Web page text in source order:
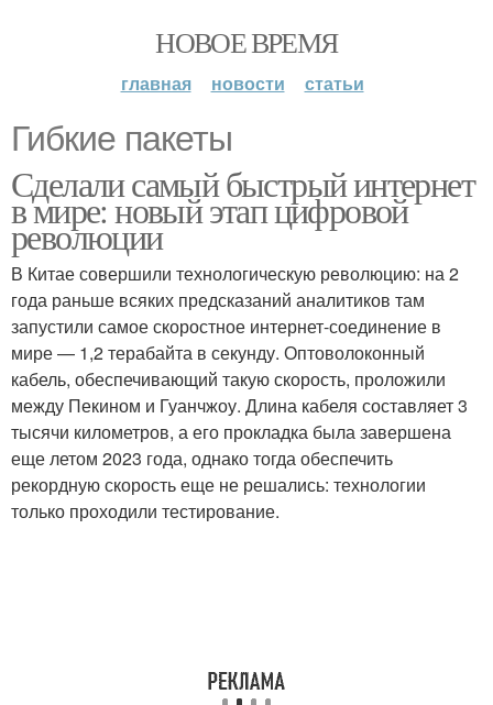
НОВОЕ ВРЕМЯ
главная новости статьи
Гибкие пакеты
Сделали самый быстрый интернет
в мире: новый этап цифровой
революции
В Китае совершили технологическую революцию: на 2
года раньше всяких предсказаний аналитиков там
запустили самое скоростное интернет-соединение в
мире — 1,2 терабайта в секунду. Оптоволоконный
кабель, обеспечивающий такую скорость, проложили
между Пекином и Гуанчжоу. Длина кабеля составляет 3
тысячи километров, а его прокладка была завершена
еще летом 2023 года, однако тогда обеспечить
рекордную скорость еще не решались: технологии
только проходили тестирование.